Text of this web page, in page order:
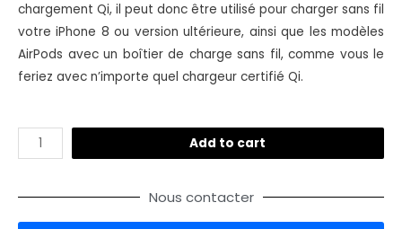
chargement Qi, il peut donc être utilisé pour charger sans fil
votre iPhone 8 ou version ultérieure, ainsi que les modèles
AirPods avec un boîtier de charge sans fil, comme vous le
feriez avec n’importe quel chargeur certifié Qi.
Add to cart
Nous contacter